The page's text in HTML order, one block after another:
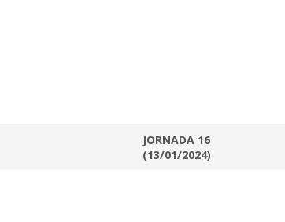
JORNADA 16
(13/01/2024)